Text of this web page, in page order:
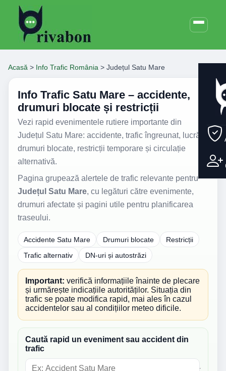
Acasă > Info Trafic România > Județul Satu Mare
Info Trafic Satu Mare – accidente,
drumuri blocate și restricții
Vezi rapid evenimentele rutiere importante din
Județul Satu Mare: accidente, trafic îngreunat, lucrări,
drumuri blocate, restricții temporare și circulație
alternativă.
Pagina grupează alertele de trafic relevante pentru
Județul Satu Mare, cu legături către evenimente,
drumuri afectate și pagini utile pentru planificarea
traseului.
Accidente Satu Mare Drumuri blocate
Restricții
Trafic alternativ
DN-uri și autostrăzi
Important: verifică informațiile înainte de plecare
și urmărește indicațiile autorităților. Situația din
trafic se poate modifica rapid, mai ales în cazul
accidentelor sau al condițiilor meteo dificile.
Caută rapid un eveniment sau accident din
trafic